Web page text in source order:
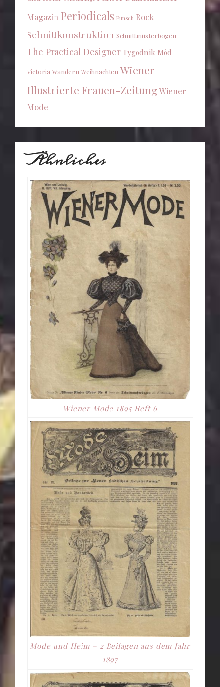
Magazin Periodicals Punsch Rock
Schnittkonstruktion Schnittmusterbogen
The Practical Designer Tygodnik Mód
Victoria Wandern Weihnachten Wiener
Illustrierte Frauen-ZeitungWiener
Mode
Ähnliches
Wiener Mode 1895 Heft 6
Mode und Heim – 2 Beilagen aus dem Jahr
1897